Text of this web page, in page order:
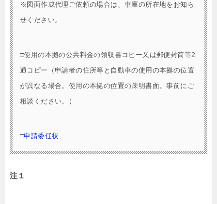
※図面作成代理ご依頼の場合は、車庫の所在地をお知ら
せください。
□使用の本拠の公共料金の領収書コピー又は郵便封筒等2
通コピー（申請者の住所等と自動車の使用の本拠の位置
が異なる場合。使用の本拠の位置の疎明書面。事前にご
相談ください。）
□申請委任状
注１